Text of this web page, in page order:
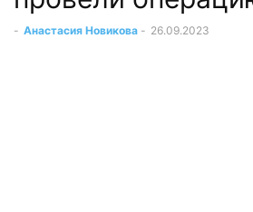
- Анастасия Новикова - 26.09.2023